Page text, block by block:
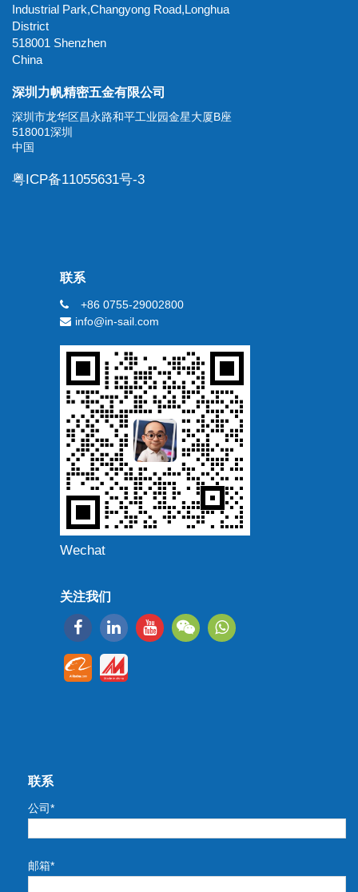
Industrial Park,Changyong Road,Longhua
District
518001 Shenzhen
China
深圳力帆精密五金有限公司
深圳市龙华区昌永路和平工业园金星大厦B座
518001深圳
中国
粤ICP备11055631号-3
联系
+86 0755-29002800
info@in-sail.com
Wechat
关注我们
联系
公司*
邮箱*